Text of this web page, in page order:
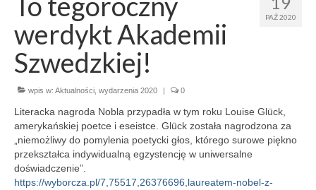
Filia w Bujakowie
Filia w Czańcu
Filia w Kobiernicach
Katalog On-line
Aktualności
Wydarzenia 2022
wydarzenia 2021
PAŹ 2020
werdykt Akademii
Szwedzkiej!
wpis w: Aktualności wydarzenia 2020 | 0
Literacka nagroda Nobla przypadła w tym roku Louise Glück,
amerykańskiej poetce i eseistce. Glück została nagrodzona za
„niemożliwy do pomylenia poetycki głos, którego surowe piękno
przekształca indywidualną egzystencję w uniwersalne
doświadczenie”.
https://wyborcza.pl/7,75517,26376696,laureatem-nobel-z-